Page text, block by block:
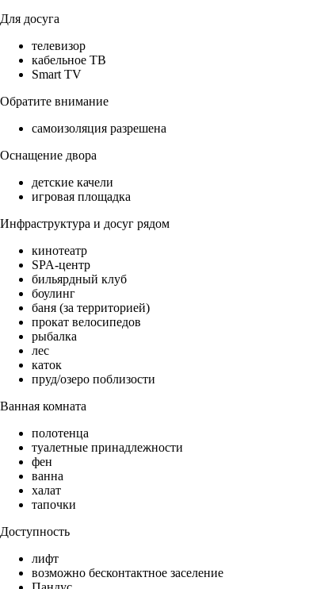
Для досуга
телевизор
кабельное ТВ
Smart TV
Обратите внимание
самоизоляция разрешена
Оснащение двора
детские качели
игровая площадка
Инфраструктура и досуг рядом
кинотеатр
SPA-центр
бильярдный клуб
боулинг
баня (за территорией)
прокат велосипедов
рыбалка
лес
каток
пруд/озеро поблизости
Ванная комната
полотенца
туалетные принадлежности
фен
ванна
халат
тапочки
Доступность
лифт
возможно бесконтактное заселение